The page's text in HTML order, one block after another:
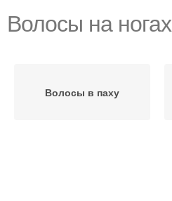
Волосы на ногах
Волосы в паху